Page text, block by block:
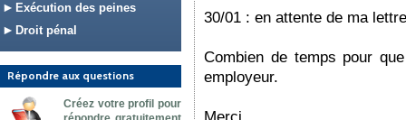
Exécution des peines
Droit pénal
Répondre aux questions
Créez votre profil pour
30/01 : en attente de ma
Combien de temps pour
employeur.